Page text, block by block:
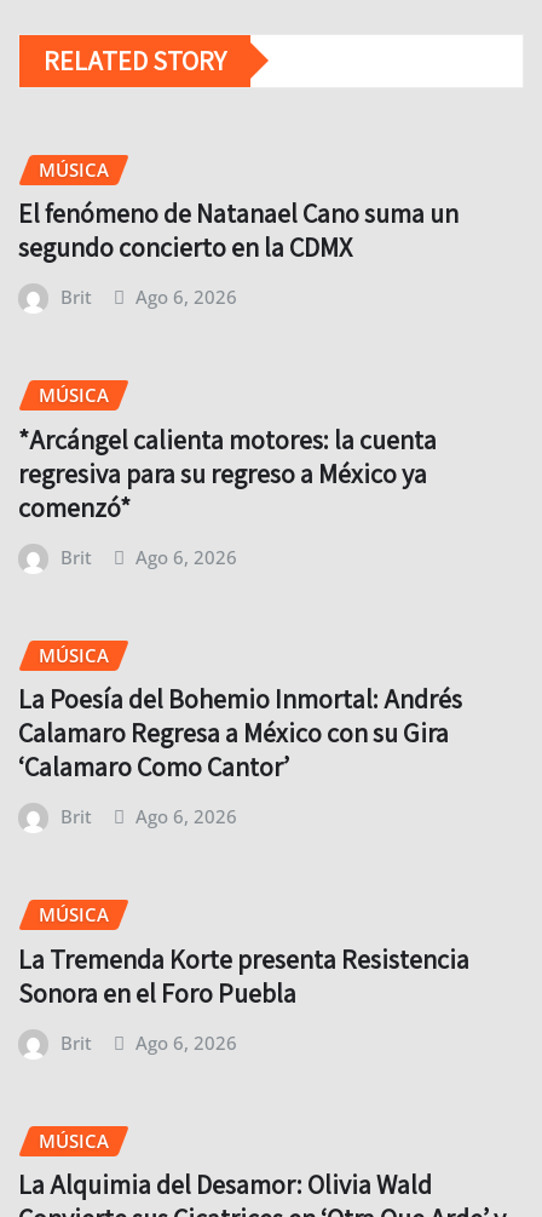
RELATED STORY
MÚSICA
El fenómeno de Natanael Cano suma un
segundo concierto en la CDMX
Brit Ago 6, 2026
MÚSICA
*Arcángel calienta motores: la cuenta
regresiva para su regreso a México ya
comenzó*
Brit Ago 6, 2026
MÚSICA
La Poesía del Bohemio Inmortal: Andrés
Calamaro Regresa a México con su Gira
‘Calamaro Como Cantor’
Brit Ago 6, 2026
MÚSICA
La Tremenda Korte presenta Resistencia
Sonora en el Foro Puebla
Brit Ago 6, 2026
MÚSICA
La Alquimia del Desamor: Olivia Wald